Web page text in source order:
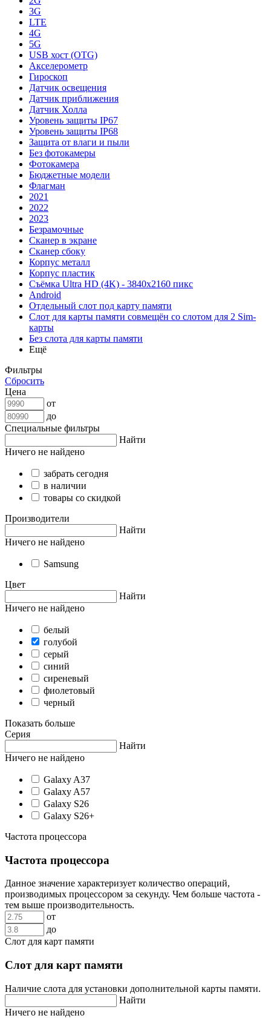
3G
LTE
4G
5G
USB хост (OTG)
Акселерометр
Гироскоп
Датчик освещения
Датчик приближения
Датчик Холла
Уровень защиты IP67
Уровень защиты IP68
Защита от влаги и пыли
Без фотокамеры
Фотокамера
Бюджетные модели
Флагман
2021
2022
2023
Безрамочные
Сканер в экране
Сканер сбоку
Корпус металл
Корпус пластик
Съёмка Ultra HD (4K) - 3840x2160 пикс
Android
Отдельный слот под карту памяти
Слот для карты памяти совмещён со слотом для 2 Sim-
карты
Без слота для карты памяти
Ещё
Фильтры
Сбросить
Цена
от
до
Специальные фильтры
Найти
Ничего не найдено
забрать сегодня
в наличии
товары со скидкой
Производители
Найти
Ничего не найдено
Samsung
Цвет
Найти
Ничего не найдено
белый
голубой
серый
синий
сиреневый
фиолетовый
черный
Показать больше
Серия
Найти
Ничего не найдено
Galaxy A37
Galaxy A57
Galaxy S26
Galaxy S26+
Частота процессора
Частота процессора
Данное значение характеризует количество операций,
производимых процессором за секунду. Чем больше частота -
тем выше производительность.
от
до
Слот для карт памяти
Слот для карт памяти
Наличие слота для установки дополнительной карты памяти.
Найти
Ничего не найдено